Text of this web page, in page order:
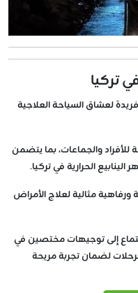
تركيا
فريدة لعشاق السياحة العلاجية
والجماعات، بما يتضمن
الحرارية في تركيا.
ورفاهية مثالية لعلاج الأمراض
إلى توجيهات مختصين في
لضمان تجربة مريحة